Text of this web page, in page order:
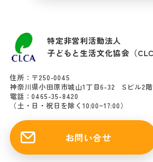
特定非営利活動法人
子どもと生活文化協会（
住所：〒250-0045
神奈川県小田原市城山1丁目6-32 Sビル2階
電話：0465-35-8420
（土・日・祝日を除く10:00~17:00）
お問い合せ